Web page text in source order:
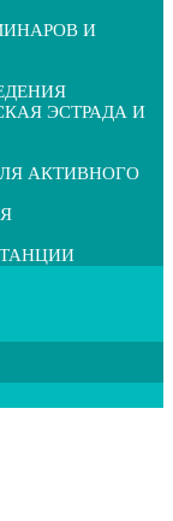
И
ЭСТРАДА И
АКТИВНОГО